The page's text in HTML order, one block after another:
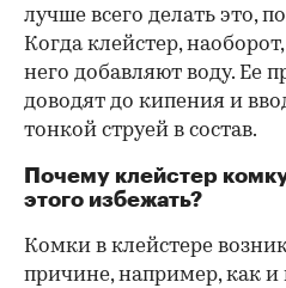
лучше всего делать это,
Когда клейстер,
него добавляют воду. Ее
доводят до кипения и
тонкой струей в состав.
Почему клейстер
этого избежать?
Комки в клейстере
причине, например, как